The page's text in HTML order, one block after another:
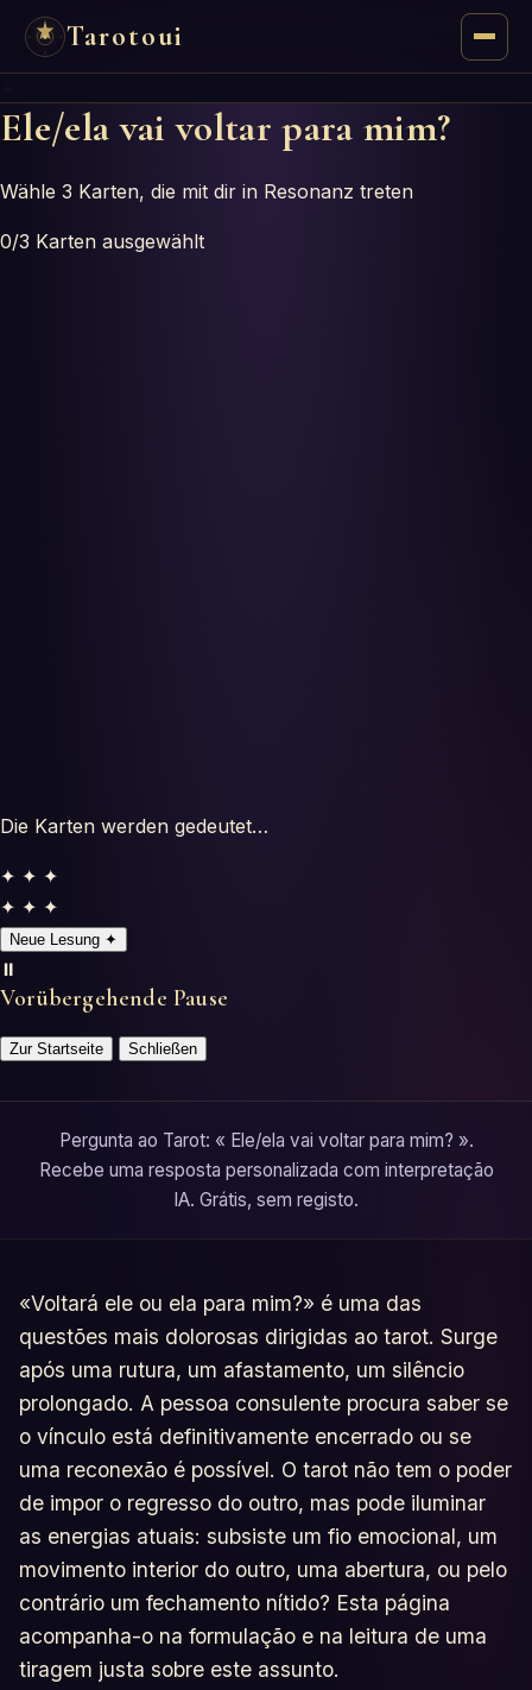
Tarotoui
Tarot
Oráculos
Ele/ela vai voltar para mim?
Wähle 3 Karten, die mit dir in Resonanz treten
0/3 Karten ausgewählt
Die Karten werden gedeutet…
✦ ✦ ✦
✦ ✦ ✦
Neue Lesung ✦
⏸️
Vorübergehende Pause
Zur Startseite Schließen
Pergunta ao Tarot: « Ele/ela vai voltar para mim? ».
Recebe uma resposta personalizada com interpretação
IA. Grátis, sem registo.
«Voltará ele ou ela para mim?» é uma das
questões mais dolorosas dirigidas ao tarot. Surge
após uma rutura, um afastamento, um silêncio
prolongado. A pessoa consulente procura saber se
o vínculo está definitivamente encerrado ou se
uma reconexão é possível. O tarot não tem o poder
de impor o regresso do outro, mas pode iluminar
as energias atuais: subsiste um fio emocional, um
movimento interior do outro, uma abertura, ou pelo
contrário um fechamento nítido? Esta página
acompanha-o na formulação e na leitura de uma
tiragem justa sobre este assunto.